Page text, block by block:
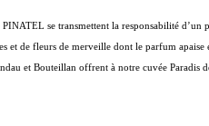
se transmettent la responsabilité d’un
et de fleurs de merveille dont le parfum apaise
et Bouteillan offrent à notre cuvée Paradis